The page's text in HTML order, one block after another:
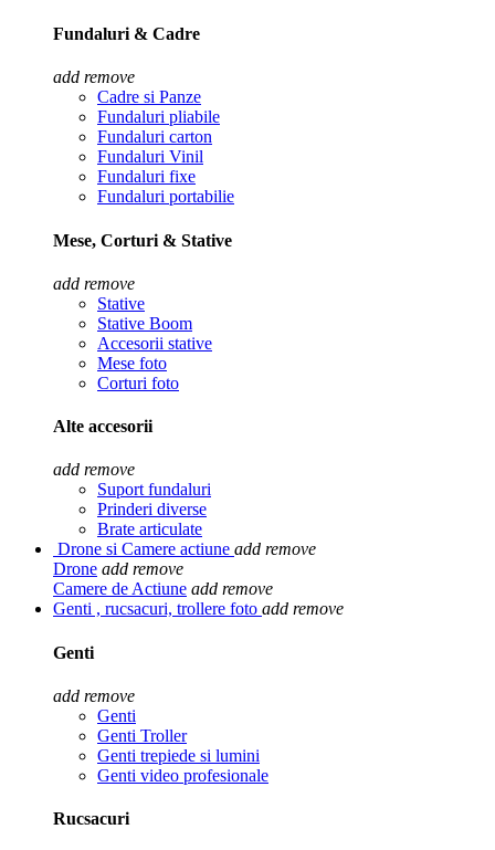
Fundaluri & Cadre
add remove
Cadre si Panze
Fundaluri pliabile
Fundaluri carton
Fundaluri Vinil
Fundaluri fixe
Fundaluri portabilie
Mese, Corturi & Stative
add remove
Stative
Stative Boom
Accesorii stative
Mese foto
Corturi foto
Alte accesorii
add remove
Suport fundaluri
Prinderi diverse
Brate articulate
Drone si Camere actiune add remove
Drone add remove
Camere de Actiune add remove
Genti , rucsacuri, trollere foto add remove
Genti
add remove
Genti
Genti Troller
Genti trepiede si lumini
Genti video profesionale
Rucsacuri